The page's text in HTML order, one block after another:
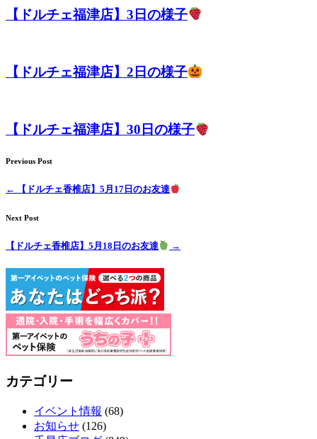
【ドルチェ福津店】3日の様子
【ドルチェ福津店】2日の様子
【ドルチェ福津店】30日の様子
Previous Post
← 【ドルチェ香椎店】5月17日のお友達
Next Post
【ドルチェ香椎店】5月18日のお友達 →
カテゴリー
イベント情報 (68)
お知らせ (126)